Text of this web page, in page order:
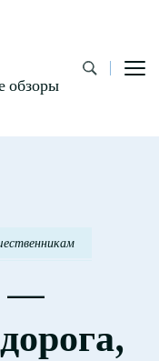
обзоры
—